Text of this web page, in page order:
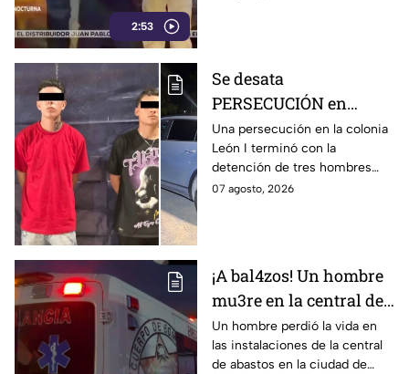
2:53
Se desata
PERSECUCIÓN en
colonia León I: Así
IDENTIFICARON y
DETUVIERON a tres
hombres, en León
Una persecución en la colonia
León I terminó con la
detención de tres hombres
que viajaban en una
07 agosto, 2026
¡A bal4zos! Un hombre
mu3re en la central de
abastos; esto es lo que
se sabe
Un hombre perdió la vida en
las instalaciones de la central
de abastos en la ciudad de